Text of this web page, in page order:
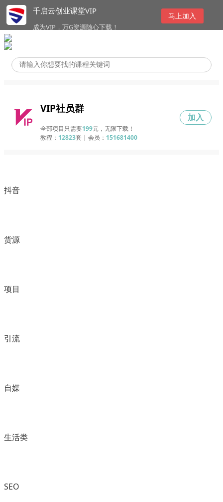
千启云创业课堂VIP
成为VIP，万G资源随心下载！
马上加入
VIP社员群
全部项目只需要199元，无限下载！
教程： 12823套 | 会员： 151681400
加入
抖音
货源
项目
引流
自媒
生活类
SEO